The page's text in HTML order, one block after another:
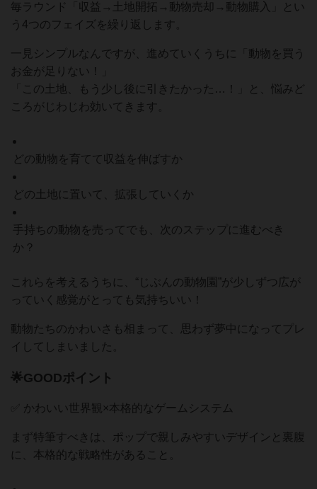
毎ラウンド「収益→土地開拓→動物売却→動物購入」とい
う4つのフェイズを繰り返します。
一見シンプルなんですが、進めていくうちに「動物を買う
お金が足りない！」
「この土地、もう少し後に引きたかった…！」と、悩みど
ころがじわじわ効いてきます。
どの動物を育てて収益を伸ばすか
どの土地に置いて、拡張していくか
手持ちの動物を売ってでも、次のステップに進むべき
か？
これらを考えるうちに、“じぶんの動物園”が少しずつ広が
っていく感覚がとっても気持ちいい！
動物たちのかわいさも相まって、思わず夢中になってプレ
イしてしまいました。
🌟GOODポイント
✅ かわいい世界観×本格的なゲームシステム
まず特筆すべきは、ポップで親しみやすいデザインと裏腹
に、本格的な戦略性があること。